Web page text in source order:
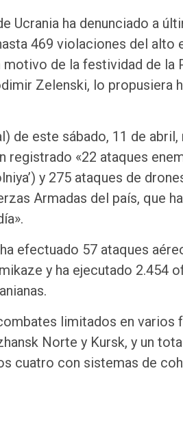
Ucrania ha denunciado a
469 violaciones del
de la festividad de la
Zelenski, lo propusiera
de este sábado, 11 de
registrado «22 ataques
y 275 ataques de
Armadas del país, que
efectuado 57 ataques
y ha ejecutado 2.454
limitados en varios
Norte y Kursk, y un
cuatro con sistemas de